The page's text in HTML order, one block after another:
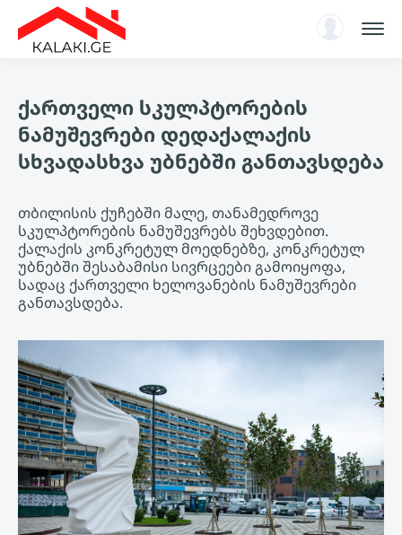
სარჩევი
ენციკლოპედია
ახალი ამბები, ანალიტიკა
ავტორიზაცია
ქართველი სკულპტორების
ნამუშევრები დედაქალაქის
სხვადასხვა უბნებში განთავსდება
თბილისის ქუჩებში მალე, თანამედროვე
სკულპტორების ნამუშევრებს შეხვდებით.
ქალაქის კონკრეტულ მოედნებზე, კონკრეტულ
უბნებში შესაბამისი სივრცეები გამოიყოფა,
სადაც ქართველი ხელოვანების ნამუშევრები
განთავსდება.